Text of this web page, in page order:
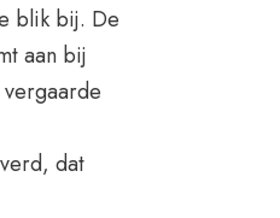
blik bij. De
aan bij
dat